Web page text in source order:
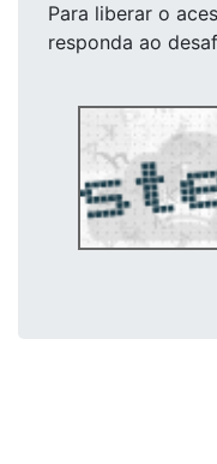
Para liberar o
responda ao